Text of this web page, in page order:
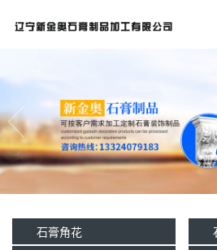
石膏角花